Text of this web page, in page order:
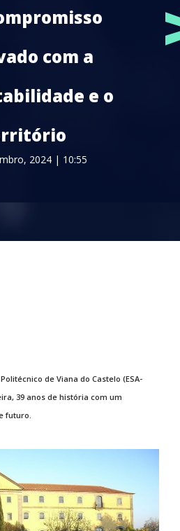
com a
e o
2024 | 10:55
de Viana do Castelo (ESA-
39 anos de história com um
futuro.